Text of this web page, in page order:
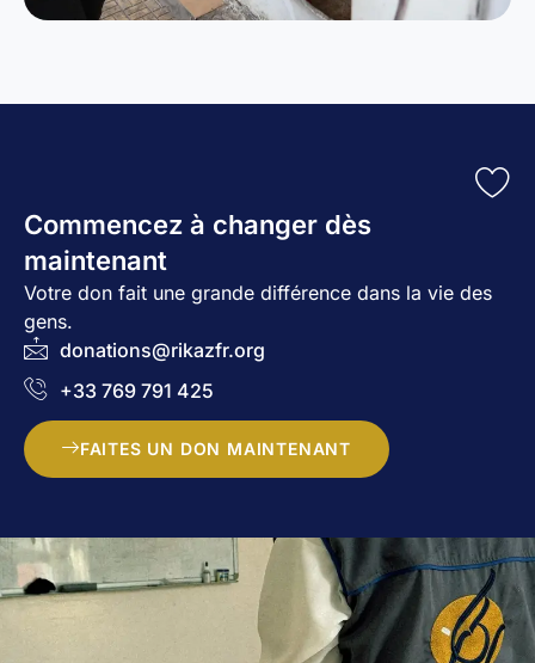
Commencez à changer dès
maintenant
Votre don fait une grande différence dans la vie des
gens.
donations@rikazfr.org
+33 769 791 425
FAITES UN DON MAINTENANT